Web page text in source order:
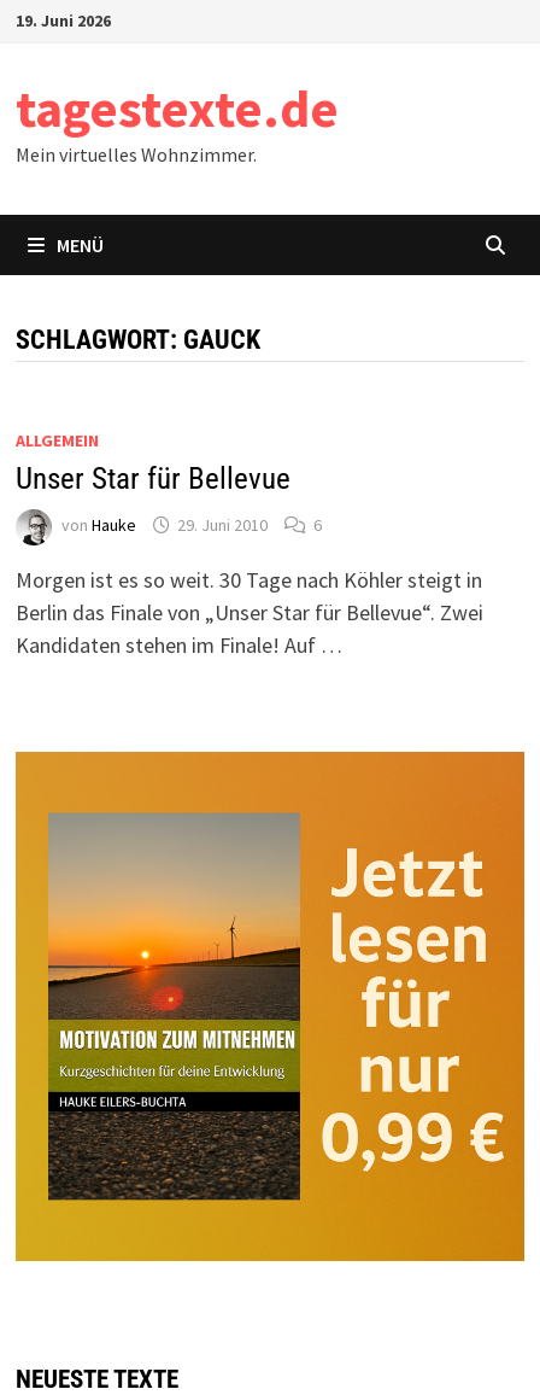
Zum19. Juni 2026
tagestexte.de
Mein virtuelles Wohnzimmer.
MENÜ
SCHLAGWORT: GAUCK
ALLGEMEIN
Unser Star für Bellevue
von Hauke 29. Juni 2010 6
Morgen ist es so weit. 30 Tage nach Köhler steigt in
Berlin das Finale von „Unser Star für Bellevue“. Zwei
Kandidaten stehen im Finale! Auf …
NEUESTE TEXTE